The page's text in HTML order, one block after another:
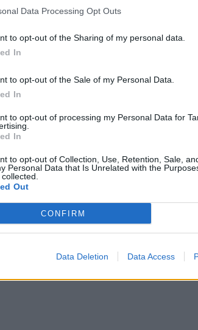
Data Processing Opt Outs
to opt-out of the Sharing of my personal data.
In
to opt-out of the Sale of my Personal Data.
In
to opt-out of processing my Personal Data for
In
to opt-out of Collection, Use, Retention, Sale,
Personal Data that Is Unrelated with the
Out
CONFIRM
Data Deletion Data Access